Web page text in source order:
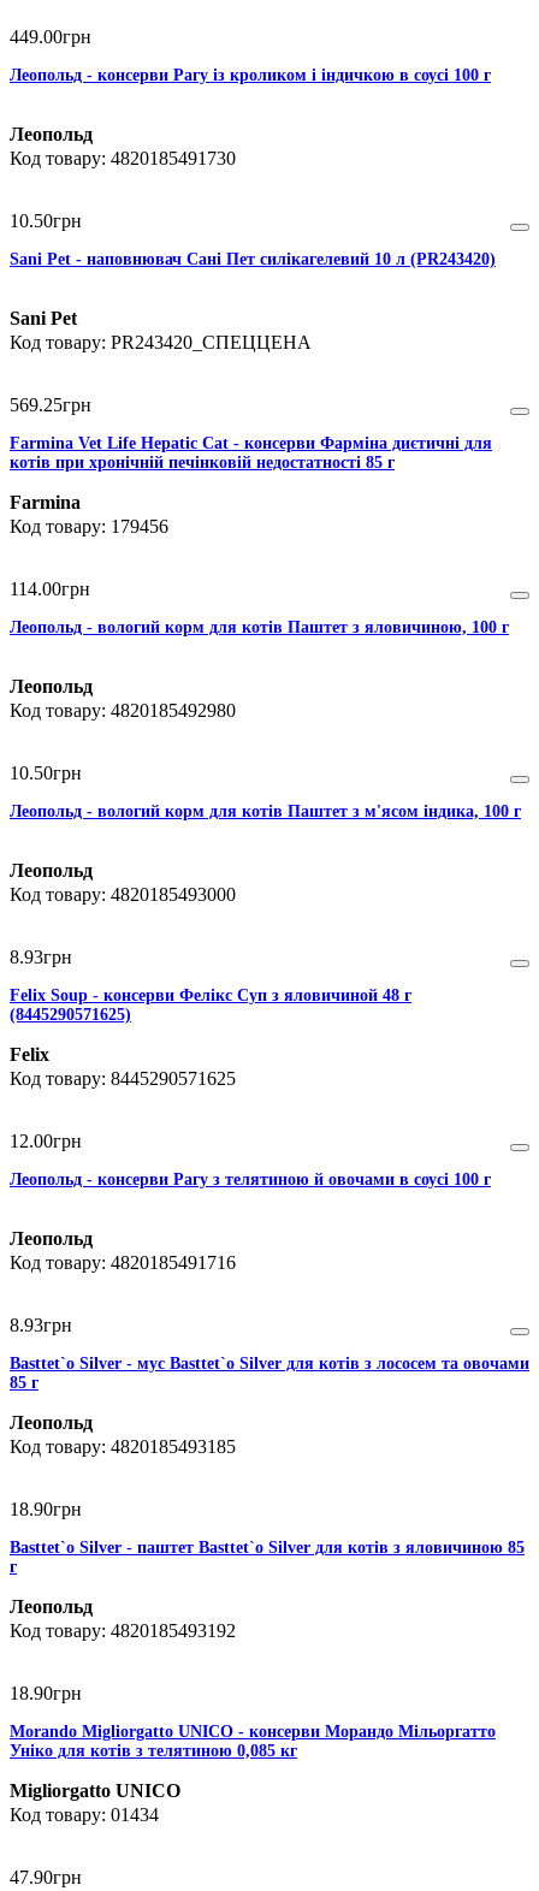
449.00грн
Леопольд - консерви Рагу із кроликом і індичкою в соусі 100 г
Леопольд
4820185491730
10.50грн
Sani Pet - наповнювач Сані Пет силікагелевий 10 л (PR243420)
Sani Pet
PR243420_СПЕЦЦЕНА
569.25грн
Farmina Vet Life Hepatic Cat - консерви Фарміна диєтичні для
котів при хронічній печінковій недостатності 85 г
Farmina
179456
114.00грн
Леопольд - вологий корм для котів Паштет з яловичиною, 100 г
Леопольд
4820185492980
10.50грн
Леопольд - вологий корм для котів Паштет з м'ясом індика, 100 г
Леопольд
4820185493000
8.93грн
Felix Soup - консерви Фелікс Суп з яловичиной 48 г
(8445290571625)
Felix
8445290571625
12.00грн
Леопольд - консерви Рагу з телятиною й овочами в соусі 100 г
Леопольд
4820185491716
8.93грн
Basttet`o Silver - мус Basttet`o Silver для котів з лососем та овочами
85 г
Леопольд
4820185493185
18.90грн
Basttet`o Silver - паштет Basttet`o Silver для котів з яловичиною 85
г
Леопольд
4820185493192
18.90грн
Morando Migliorgatto UNICO - консерви Морандо Мільоргатто
Уніко для котів з телятиною 0,085 кг
Migliorgatto UNICO
01434
47.90грн